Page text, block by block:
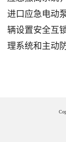
进口应急电动
辆设置安全互
理系统和主动